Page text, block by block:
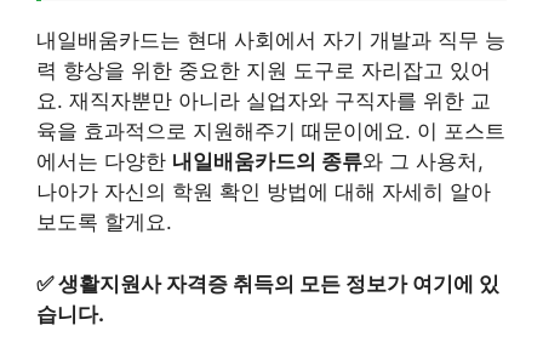
내일배움카드는 현대 사회에서 자기 개발과 직무 능
력 향상을 위한 중요한 지원 도구로 자리잡고 있어
요. 재직자뿐만 아니라 실업자와 구직자를 위한 교
육을 효과적으로 지원해주기 때문이에요. 이 포스트
에서는 다양한 내일배움카드의 종류와 그 사용처,
나아가 자신의 학원 확인 방법에 대해 자세히 알아
보도록 할게요.
✅생활지원사 자격증 취득의 모든 정보가 여기에 있
습니다.